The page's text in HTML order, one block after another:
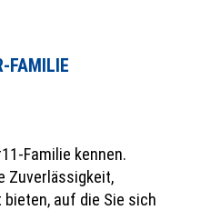
FAMILIE
Familie kennen.
Zuverlässigkeit,
auf die Sie sich